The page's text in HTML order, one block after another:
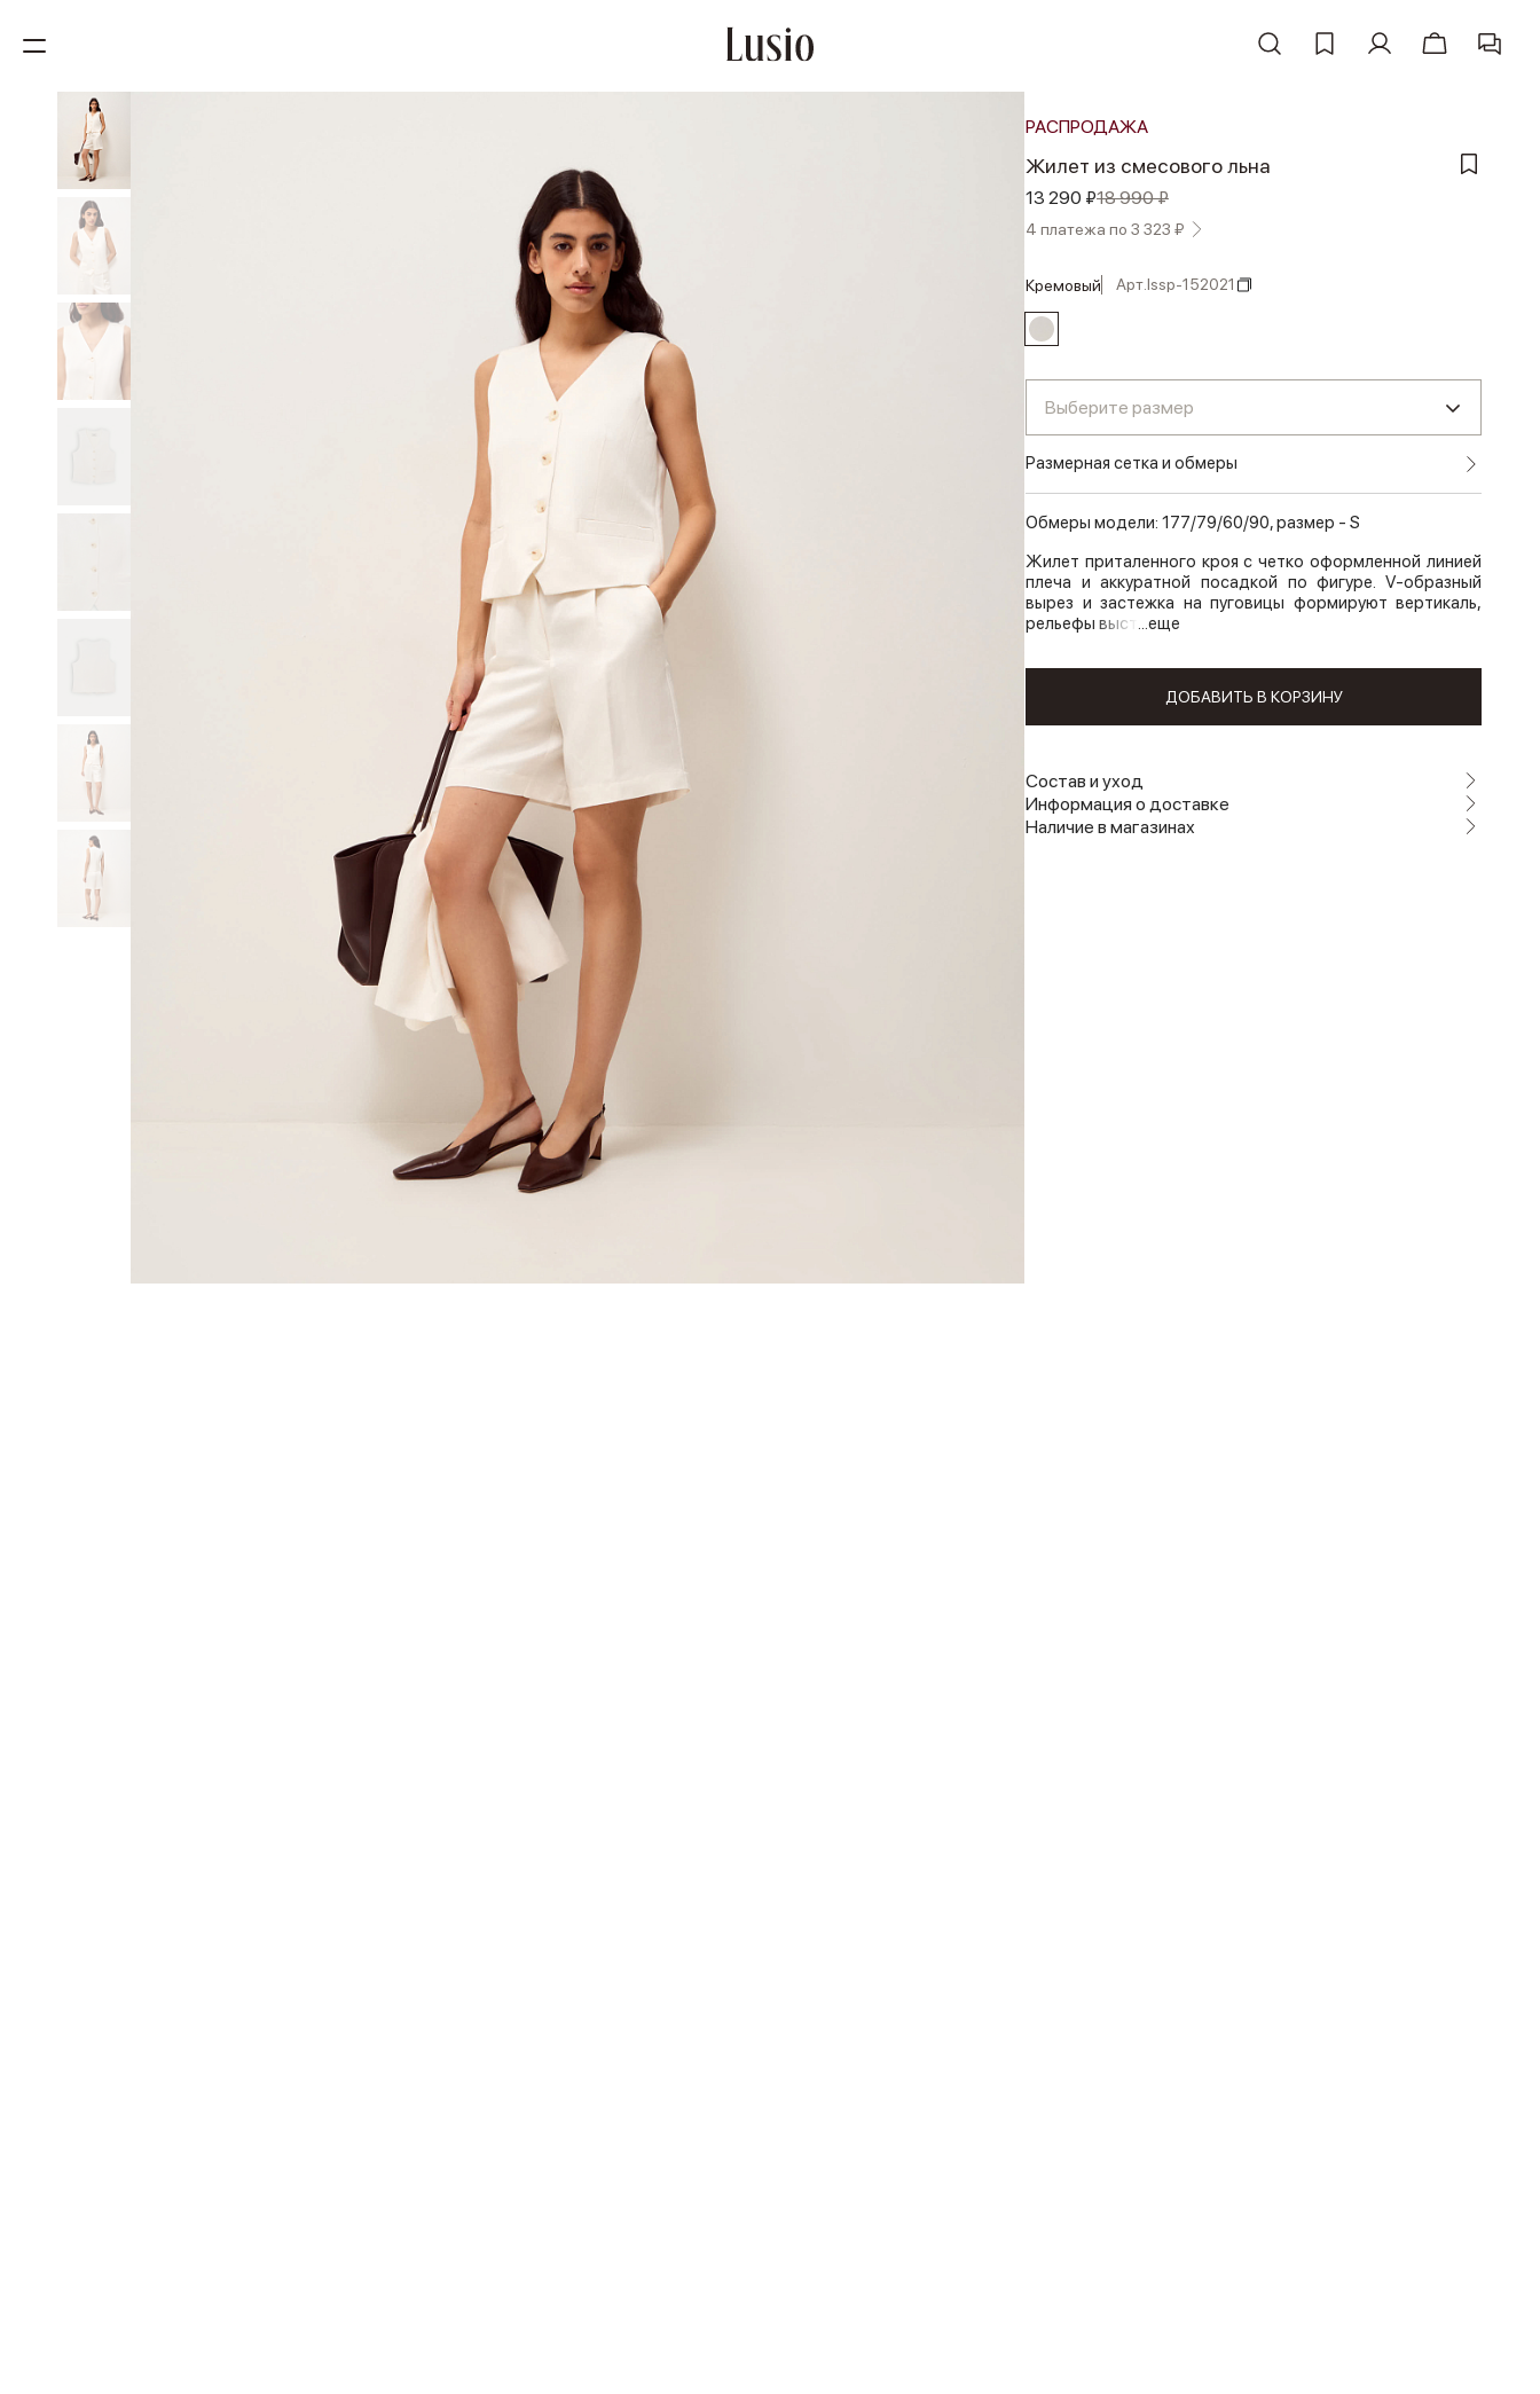
РАСПРОДАЖА
Жилет из смесового льна
13 290 ₽18 990 ₽
4 платежа по 3 323 ₽
кремовый Арт.lssp-152021
Выберите размер
Размерная сетка и обмеры
Обмеры модели: 177/79/60/90, размер - S
Жилет приталенного кроя с четко оформленной линией
плеча и аккуратной посадкой по фигуре. V-образный
вырез и застежка на пуговицы формируют вертикаль,
рельефы выст ...еще
ДОБАВИТЬ В КОРЗИНУ
Состав и уход
Информация о доставке
Наличие в магазинах